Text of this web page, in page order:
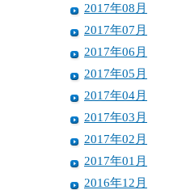
2017年08月
2017年07月
2017年06月
2017年05月
2017年04月
2017年03月
2017年02月
2017年01月
2016年12月